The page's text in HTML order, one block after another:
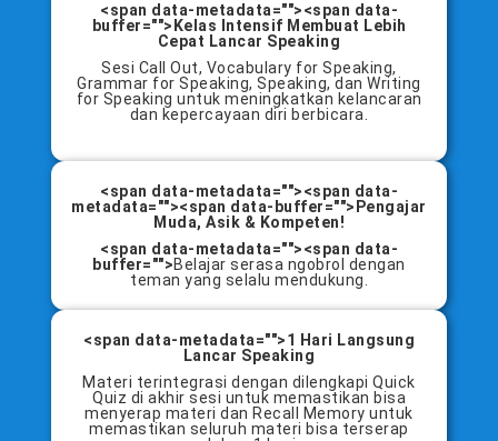
<span data-metadata=""><span data-
buffer="">Kelas Intensif Membuat Lebih
Cepat Lancar Speaking
Sesi Call Out, Vocabulary for Speaking,
Grammar for Speaking, Speaking, dan Writing
for Speaking untuk meningkatkan kelancaran
dan kepercayaan diri berbicara.
<span data-metadata=""><span data-
metadata=""><span data-buffer="">Pengajar
Muda, Asik & Kompeten!
<span data-metadata=""><span data-
buffer="">Belajar serasa ngobrol dengan
teman yang selalu mendukung.
<span data-metadata="">1 Hari Langsung
Lancar Speaking
Materi terintegrasi dengan dilengkapi Quick
Quiz di akhir sesi untuk memastikan bisa
menyerap materi dan Recall Memory untuk
memastikan seluruh materi bisa terserap